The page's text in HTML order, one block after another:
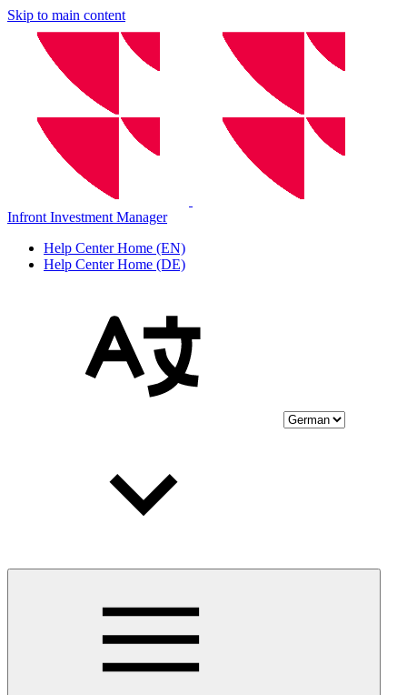
Skip to main content
Infront Investment Manager
Help Center Home (EN)
Help Center Home (DE)